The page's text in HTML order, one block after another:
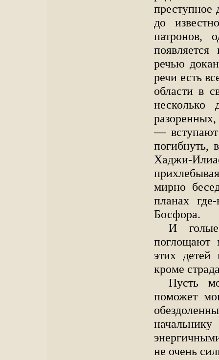
преступное
до
патронов,
речью
речи есть
области в
несколько
— вступают
погибнуть,
Хаджи-
мирно
планах
Босфора.
И
поглощают
этих
кроме
Пусть
поможет
не очень